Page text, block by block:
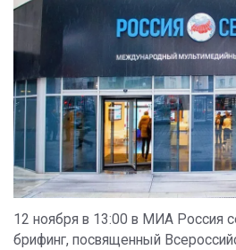
12 ноября в 13:00 в МИА Россия
брифинг, посвященный